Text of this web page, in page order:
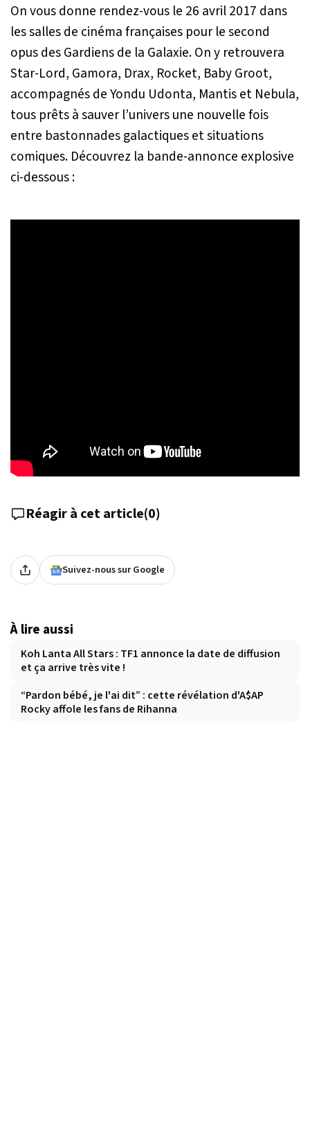
On vous donne rendez-vous le 26 avril 2017 dans
les salles de cinéma françaises pour le second
opus des Gardiens de la Galaxie. On y retrouvera
Star-Lord, Gamora, Drax, Rocket, Baby Groot,
accompagnés de Yondu Udonta, Mantis et Nebula,
tous prêts à sauver l’univers une nouvelle fois
entre bastonnades galactiques et situations
comiques. Découvrez la bande-annonce explosive
ci-dessous :
Réagir à cet article(0)
Suivez-nous sur Google
À lire aussi
Koh Lanta All Stars : TF1 annonce la date de diffusion
et ça arrive très vite !
“Pardon bébé, je l'ai dit” : cette révélation d'A$AP
Rocky affole les fans de Rihanna